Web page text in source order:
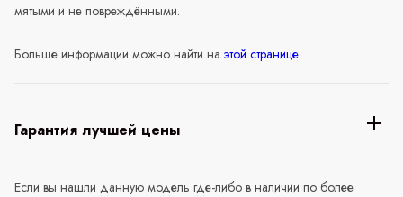
мятыми и не повреждёнными.
Больше информации можно найти на этой странице.
Гарантия лучшей цены
Если вы нашли данную модель где-либо в наличии по более